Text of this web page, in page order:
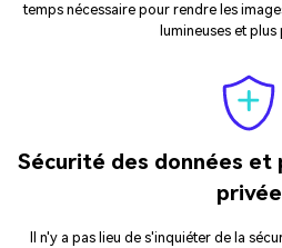
temps nécessaire pour rendre les
lumineuses et plus
Sécurité des données
privée
Il n'y a pas lieu de s'inquiéter de la